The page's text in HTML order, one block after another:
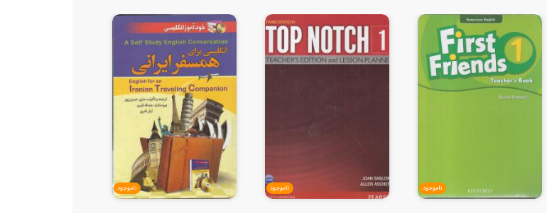
ناموجود ناموجود ناموجود